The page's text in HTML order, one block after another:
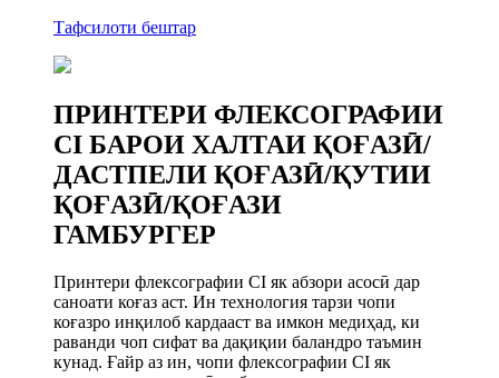
Тафсилоти бештар
ПРИНТЕРИ ФЛЕКСОГРАФИИ
CI БАРОИ ХАЛТАИ ҚОҒАЗӢ/
ДАСТПЕЛИ ҚОҒАЗӢ/ҚУТИИ
ҚОҒАЗӢ/ҚОҒАЗИ
ГАМБУРГЕР
Принтери флексографии CI як абзори асосӣ дар
саноати коғаз аст. Ин технология тарзи чопи
коғазро инқилоб кардааст ва имкон медиҳад, ки
раванди чоп сифат ва дақиқии баландро таъмин
кунад. Ғайр аз ин, чопи флексографии CI як